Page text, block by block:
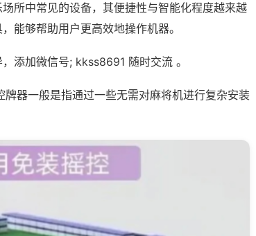
所中常见的设备，其便捷性与智能化程度越来越
能够帮助用户更高效地操作机器。
添加微信号; kkss8691 随时交流 。
器一般是指通过一些无需对麻将机进行复杂安装